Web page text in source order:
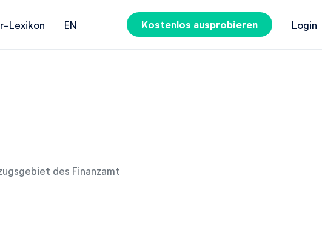
Lexikon EN Kostenlos ausprobieren Login
des Finanzamt